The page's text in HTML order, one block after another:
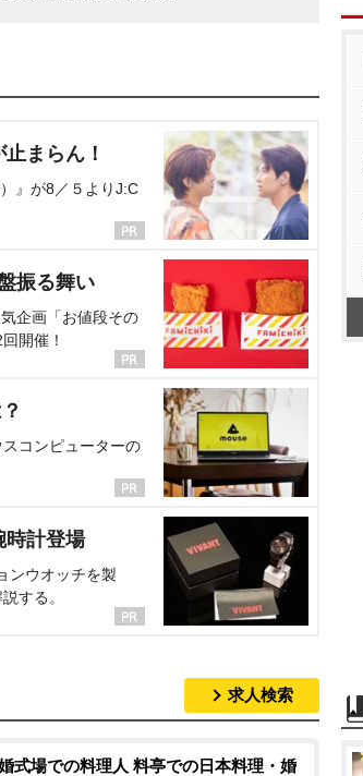
まらん！
』が8／５よりJ:C
振る舞い
企画「お値段その
開催！
コンピューターの
時計登場
ンウオッチを製
する。
求人検索
式場での料理人 料亭での日本料理・婚